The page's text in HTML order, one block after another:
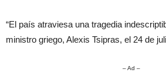
“El país atraviesa una tragedia
ministro griego, Alexis Tsipras, el 24 de
– Ad –